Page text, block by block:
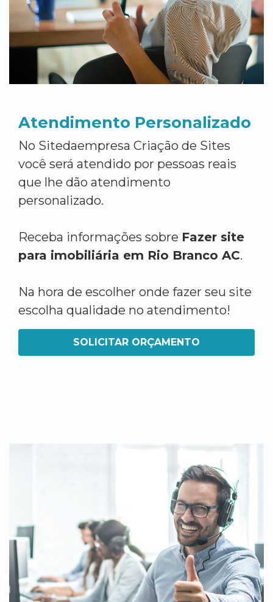
Atendimento Personalizado
No Sitedaempresa Criação de Sites
você será atendido por pessoas reais
que lhe dão atendimento
personalizado.
Receba informações sobre Fazer site
para imobiliária em Rio Branco AC.
Na hora de escolher onde fazer seu site
escolha qualidade no atendimento!
SOLICITAR ORÇAMENTO